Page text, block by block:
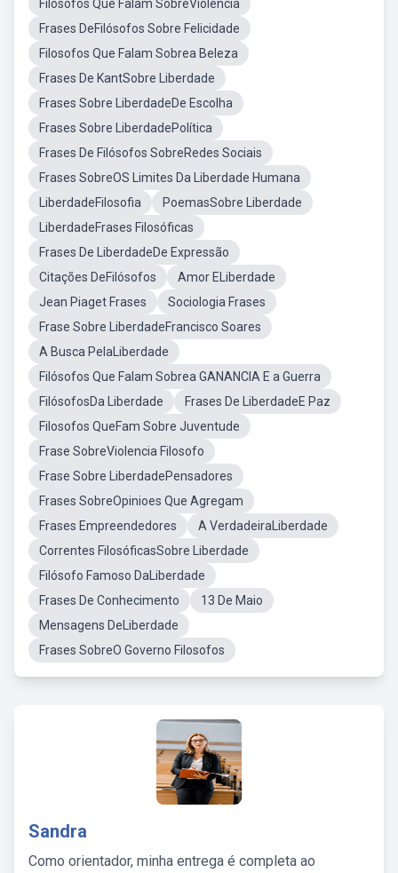
Filósofos Que Falam SobreViolência
Frases DeFilósofos Sobre Felicidade
Filosofos Que Falam Sobrea Beleza
Frases De KantSobre Liberdade
Frases Sobre LiberdadeDe Escolha
Frases Sobre LiberdadePolítica
Frases De Filósofos SobreRedes Sociais
Frases SobreOS Limites Da Liberdade Humana
LiberdadeFilosofia
PoemasSobre Liberdade
LiberdadeFrases Filosóficas
Frases De LiberdadeDe Expressão
Citações DeFilósofos
Amor ELiberdade
Jean Piaget Frases
Sociologia Frases
Frase Sobre LiberdadeFrancisco Soares
A Busca PelaLiberdade
Filósofos Que Falam Sobrea GANANCIA E a Guerra
FilósofosDa Liberdade
Frases De LiberdadeE Paz
Filosofos QueFam Sobre Juventude
Frase SobreViolencia Filosofo
Frase Sobre LiberdadePensadores
Frases SobreOpinioes Que Agregam
Frases Empreendedores
A VerdadeiraLiberdade
Correntes FilosóficasSobre Liberdade
Filósofo Famoso DaLiberdade
Frases De Conhecimento
13 De Maio
Mensagens DeLiberdade
Frases SobreO Governo Filosofos
Sandra
Como orientador, minha entrega é completa ao